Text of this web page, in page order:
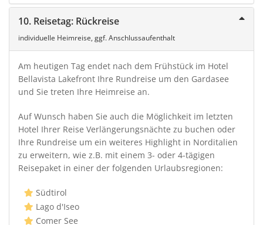
10. Reisetag: Rückreise
individuelle Heimreise, ggf. Anschlussaufenthalt
Am heutigen Tag endet nach dem Frühstück im Hotel
Bellavista Lakefront Ihre Rundreise um den Gardasee
und Sie treten Ihre Heimreise an.
Auf Wunsch haben Sie auch die Möglichkeit im letzten
Hotel Ihrer Reise Verlängerungsnächte zu buchen oder
Ihre Rundreise um ein weiteres Highlight in Norditalien
zu erweitern, wie z.B. mit einem 3- oder 4-tägigen
Reisepaket in einer der folgenden Urlaubsregionen:
Südtirol
Lago d'Iseo
Comer See